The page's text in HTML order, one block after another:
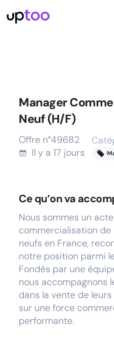
Manager
Neuf (H/F)
Offre n°49682
Il y a 17 jours
Ce qu’on va
Nous sommes un
commercialisation
neufs en France,
notre position parmi
Fondés par une
nous accompagnons
dans la vente de
sur une force
performante.